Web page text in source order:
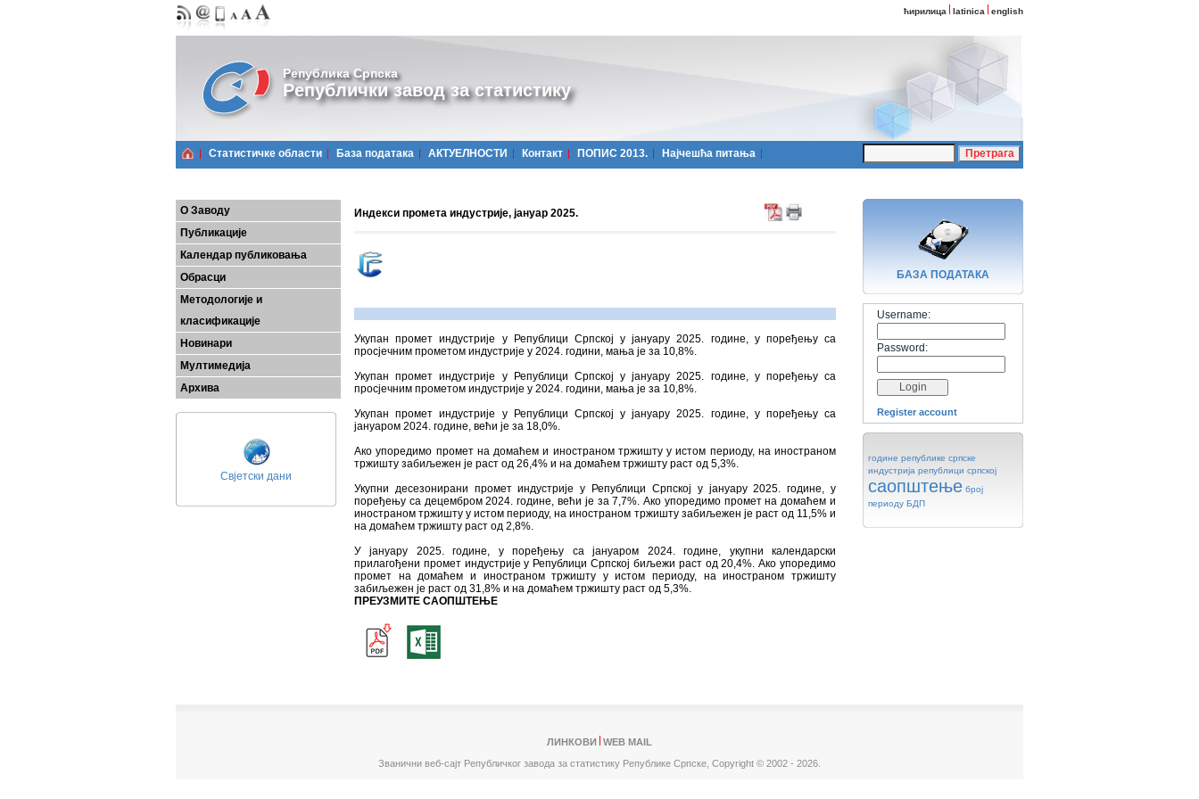
ћирилица latinica english
Република Српска
Републички завод за статистику
Статистичке области Базa података АКТУЕЛНОСТИ Контакт ПОПИС 2013. Најчешћa питања
О Заводу
Публикације
Календар публиковања
Обрасци
Методологије и
класификације
Новинари
Мултимедија
Архива
Свјетски дани
Индекси промета индустријe, јануар 2025.
Укупан промет индустрије у Републици Српској у јануару 2025. године, у поређењу са
просјечним прометом индустрије у 2024. години, мања је за 10,8%.
Укупан промет индустрије у Републици Српској у јануару 2025. године, у поређењу са
просјечним прометом индустрије у 2024. години, мања је за 10,8%.
Укупан промет индустрије у Републици Српској у јануару 2025. године, у поређењу са
јануаром 2024. године, већи је за 18,0%.
Ако упоредимо промет на домаћем и иностраном тржишту у истом периоду, на иностраном
тржишту забиљежен је раст од 26,4% и на домаћем тржишту раст од 5,3%.
Укупни десезонирани промет индустрије у Републици Српској у јануару 2025. године, у
поређењу са децембром 2024. године, већи је за 7,7%. Ако упоредимо промет на домаћем и
иностраном тржишту у истом периоду, на иностраном тржишту забиљежен је раст од 11,5% и
на домаћем тржишту раст од 2,8%.
У јануару 2025. године, у поређењу са јануаром 2024. године, укупни календарски
прилагођени промет индустрије у Републици Српској биљежи раст од 20,4%. Ако упоредимо
промет на домаћем и иностраном тржишту у истом периоду, на иностраном тржишту
забиљежен је раст од 31,8% и на домаћем тржишту раст од 5,3%.
ПРЕУЗМИТЕ САОПШТЕЊЕ
БАЗA ПОДАТАКА
Username:
Password:
Register account
године републике српске
индустрија републици српској
саопштење број
периоду БДП
ЛИНКОВИ
WEB MAIL
Званични веб-сајт Републичког завода за статистику Републике Српске, Copyright © 2002 - 2026.